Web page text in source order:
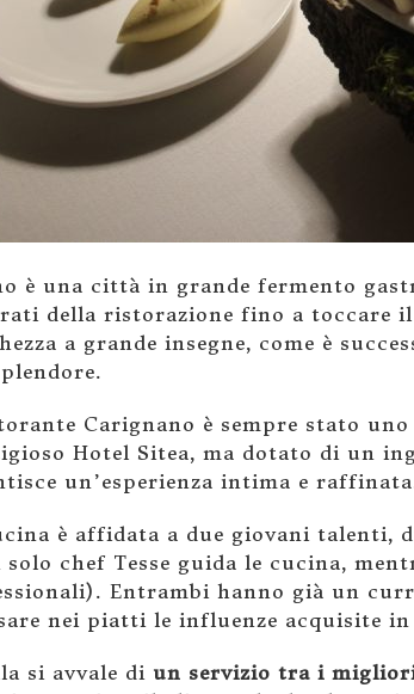
è una città in grande fermento
della ristorazione fino a toccare
a grande insegne, come è
Carignano è sempre stato
Hotel Sitea, ma dotato di un
un’esperienza intima e
è affidata a due giovani talenti,
solo chef Tesse guida le cucina,
Entrambi hanno già un
nei piatti le influenze acquisite
si avvale di un servizio tra i